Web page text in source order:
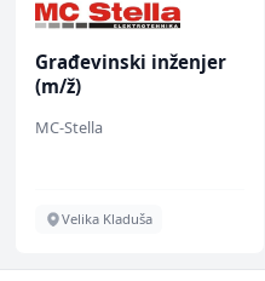
Građevinski inženjer
(m/ž)
MC-Stella
Velika Kladuša